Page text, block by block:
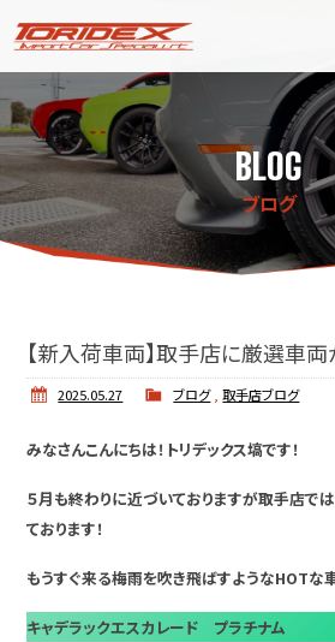
ブログ
ストックリスト
買取
BLOG
ブログ
【新入荷車両】取手店に厳選車両
2025.05.27 ブログ,取手店ブログ
みなさんこんにちは！トリデックス塙です！
５月も終わりに近づいておりますが取手店で
ております！
もうすぐ来る梅雨を吹き飛ばすようなHOTな
キャデラックエスカレード プラチナム